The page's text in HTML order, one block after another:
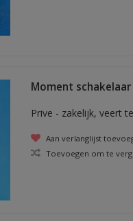
Moment
Prive - zakelijk, veert
Aan verlanglijst
Toevoegen om te